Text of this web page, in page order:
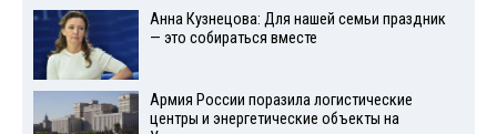
Анна Кузнецова: Для нашей семьи праздник
— это собираться вместе
Армия России поразила логистические
центры и энергетические объекты на